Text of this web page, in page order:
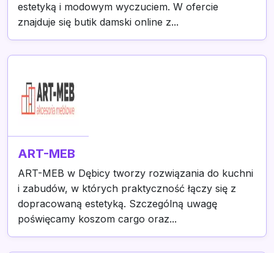
estetyką i modowym wyczuciem. W ofercie
znajduje się butik damski online z...
ART-MEB
ART-MEB w Dębicy tworzy rozwiązania do kuchni
i zabudów, w których praktyczność łączy się z
dopracowaną estetyką. Szczególną uwagę
poświęcamy koszom cargo oraz...